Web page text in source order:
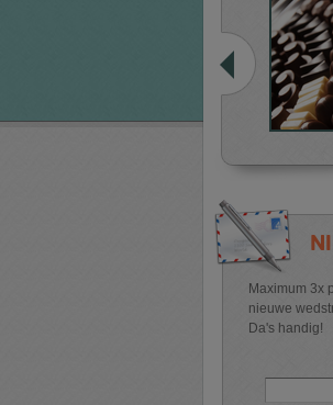
Maximum 3x
nieuwe
Da's handig!